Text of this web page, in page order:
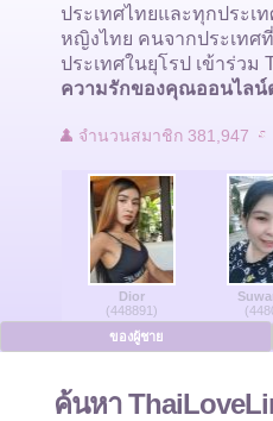
แนะนำ
ติดต่อเรา
ของผู้ชายออนไลน์
สตรีออนไลน์
ภาษาเยอรมัน
ประเทศไทยและทุกประเ
หญิงไทย คนจากประเทศ
ประเทศในยุโรป เข้าร่วม
ความรักของคุณออนไล
จำนวนสมาชิก 381,947
Dior
(448891)
ของผู้ชาย
ค้นหา